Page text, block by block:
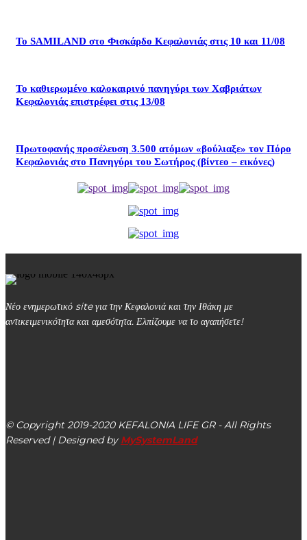
Το SAMILAND στο Φισκάρδο Κεφαλονιάς στις 10 και 11/08
Το καθιερωμένο καλοκαιρινό πανηγύρι των Χαβριάτων
Κεφαλονιάς επιστρέφει στις 13/08
Πρωτοφανής προσέλευση 3.500 ατόμων «βούλιαξε» τον Πόρο
Κεφαλονιάς στο Πανηγύρι του Σωτήρος (βίντεο – εικόνες)
Νέο ενημερωτικό site για την Κεφαλονιά και την Ιθάκη με
αντικειμενικότητα και αμεσότητα. Ελπίζουμε να το αγαπήσετε!
© Copyright 2019-2020 KEFALONIA LIFE GR - All Rights
Reserved | Designed by MySystemLand